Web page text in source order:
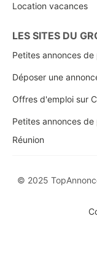
Location vacances
LES SITES DU
Petites annonces
Déposer une
Offres d'emploi sur
Petites annonces
Réunion
© 2025